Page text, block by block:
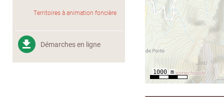
Territoires à animation foncière
Démarches en ligne